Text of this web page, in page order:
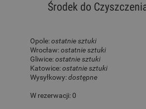
Środek do
Opole:ostatnie sztuki
Wrocław:ostatnie sztuki
Gliwice:ostatnie sztuki
Katowice:ostatnie sztuki
Wysyłkowy:dostępne
W rezerwacji: 0